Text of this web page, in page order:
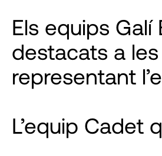
Els equips
destacats a
representant
L’equip Cadet